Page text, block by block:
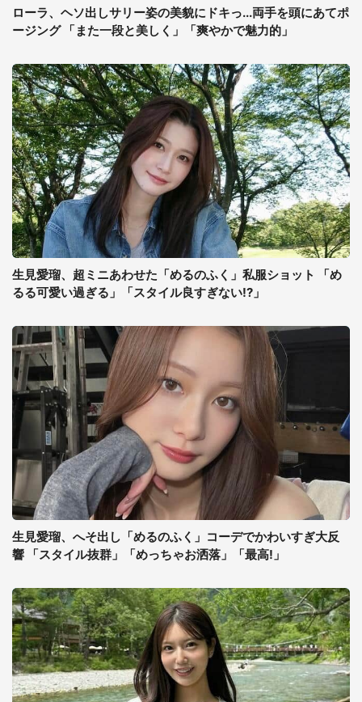
ローラ、ヘソ出しサリー姿の美貌にドキっ...両手を頭にあてポ
ージング 「また一段と美しく」「爽やかで魅力的」
生見愛瑠、超ミニあわせた「めるのふく」私服ショット 「め
るる可愛い過ぎる」「スタイル良すぎない!?」
生見愛瑠、へそ出し「めるのふく」コーデでかわいすぎ大反
響 「スタイル抜群」「めっちゃお洒落」「最高!」